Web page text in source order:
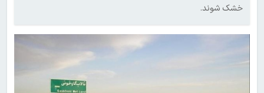
خشک شوند.